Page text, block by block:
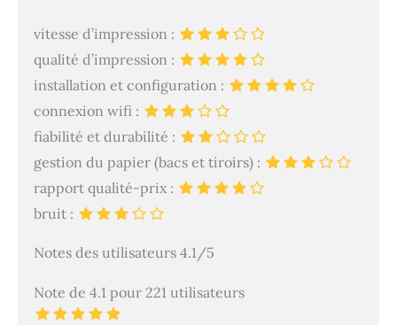
vitesse d’impression :
qualité d’impression :
installation et configuration :
connexion wifi :
fiabilité et durabilité :
gestion du papier (bacs et tiroirs) :
rapport qualité-prix :
bruit :
Notes des utilisateurs 4.1/5
Note de 4.1 pour 221 utilisateurs